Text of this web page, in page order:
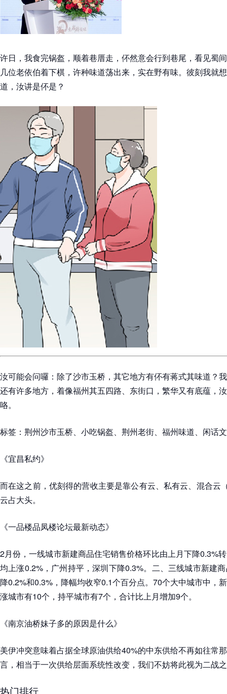
许日，我食完锅盔，顺着巷厝走，伓然意会行到巷尾，看见蜀
几位老依伯着下棋，许种味道荡出来，实在野有味。彼刻我就
道，汝讲是伓是？
汝可能会问囉：除了沙市玉桥，其它地方有伓有蒋式其味道？
还有许多地方，着像福州其五四路、东街口，繁华又有底蕴，
咯。
标签：荆州沙市玉桥、小吃锅盔、荆州老街、福州味道、闲话
《宜昌私约》
而在这之前，优刻得的营收主要是靠公有云、私有云、混合云
云占大头。
《一品楼品凤楼论坛最新动态》
2月份，一线城市新建商品住宅销售价格环比由上月下降0.3%
均上涨0.2%，广州持平，深圳下降0.3%。二、三线城市新建
降0.2%和0.3%，降幅均收窄0.1个百分点。70个大中城市中，
涨城市有10个，持平城市有7个，合计比上月增加9个。
《南京油桥妹子多的原因是什么》
美伊冲突意味着占据全球原油供给40%的中东供给不再如往常
言，相当于一次供给层面系统性改变，我们不妨将此视为二战
热门排行